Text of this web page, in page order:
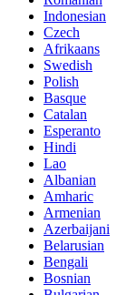
Indonesian
Czech
Afrikaans
Swedish
Polish
Basque
Catalan
Esperanto
Hindi
Lao
Albanian
Amharic
Armenian
Azerbaijani
Belarusian
Bengali
Bosnian